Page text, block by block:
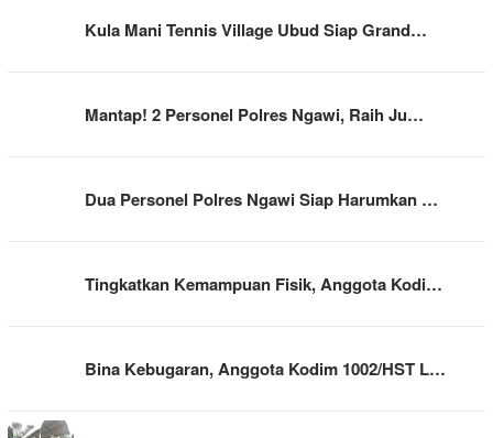
Kula Mani Tennis Village Ubud Siap Grand…
Mantap! 2 Personel Polres Ngawi, Raih Ju…
Dua Personel Polres Ngawi Siap Harumkan …
Tingkatkan Kemampuan Fisik, Anggota Kodi…
Bina Kebugaran, Anggota Kodim 1002/HST L…